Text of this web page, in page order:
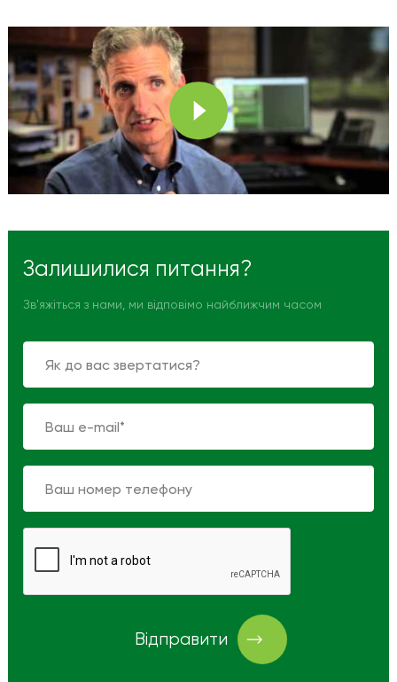
Залишилися питання?
Зв'яжіться з нами, ми відповімо найближчим часом
Відправити